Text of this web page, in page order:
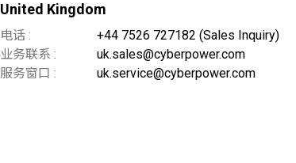
United Kingdom
电话 :
+44 7526 727182 (Sales Inquiry)
业务联系 :
uk.sales@cyberpower.com
服务窗口 :
uk.service@cyberpower.com